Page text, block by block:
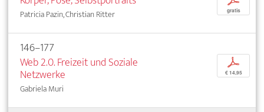
Patricia Pazin, Christian Ritter gratis
146–177
Web 2.0. Freizeit und Soziale
Netzwerke
Gabriela Muri
p
€ 14,95